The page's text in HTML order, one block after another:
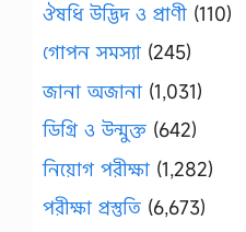
ঔষধি উদ্ভিদ ও প্রাণী (110)
গোপন সমস্যা (245)
জানা অজানা (1,031)
ডিগ্রি ও উন্মুক্ত (642)
নিয়োগ পরীক্ষা (1,282)
পরীক্ষা প্রস্তুতি (6,673)